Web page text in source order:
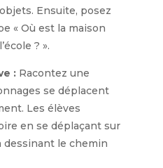
Ensuite, posez
« Où est la maison
? ».
:Racontez une
se déplacent
Les élèves
en se déplaçant sur
dessinant le chemin